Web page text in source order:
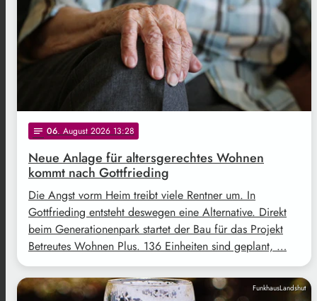
notes 06. August 2026 13:28
Neue Anlage für altersgerechtes Wohnen
kommt nach Gottfrieding
Die Angst vorm Heim treibt viele Rentner um. In
Gottfrieding entsteht deswegen eine Alternative. Direkt
beim Generationenpark startet der Bau für das Projekt
Betreutes Wohnen Plus. 136 Einheiten sind geplant, …
FunkhausLandshut